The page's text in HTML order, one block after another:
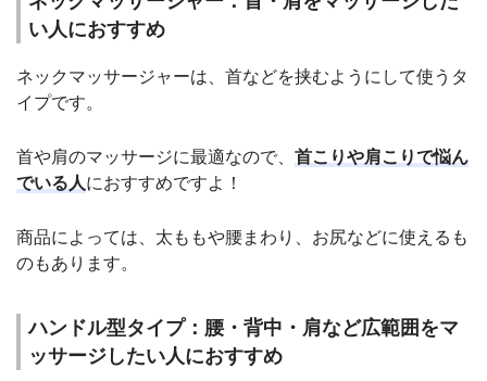
い人におすすめ
ネックマッサージャーは、首などを挟むようにして使うタ
イプです。
首や肩のマッサージに最適なので、 首こりや肩こりで悩ん
でいる人におすすめですよ！
商品によっては、太ももや腰まわり、お尻などに使えるも
のもあります。
ハンドル型タイプ：腰・背中・肩など広範囲をマ
ッサージしたい人におすすめ